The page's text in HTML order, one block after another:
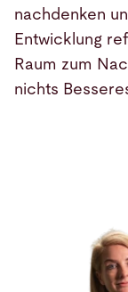
nachdenken
Entwicklung
Raum zum
nichts